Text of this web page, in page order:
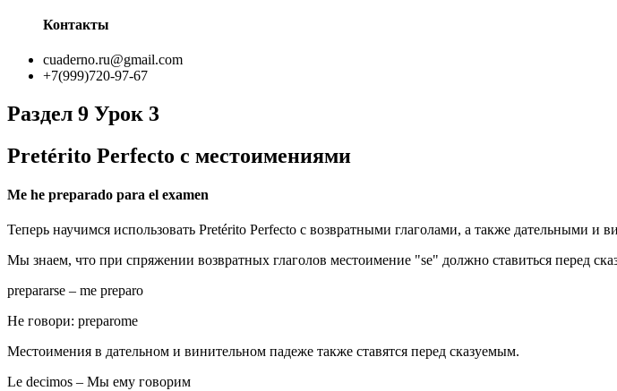
Контакты
cuaderno.ru@gmail.com
+7(999)720-97-67
Раздел 9 Урок 3
Pretérito Perfecto с местоимениями
Me he preparado para el examen
Теперь научимся использовать Pretérito Perfecto с возвратными глаголами, а также дательными и
Мы знаем, что при спряжении возвратных глаголов местоимение "se" должно ставиться перед
prepararse – me preparo
Не говори: preparome
Местоимения в дательном и винительном падеже также ставятся перед сказуемым.
Le decimos – Мы ему говорим